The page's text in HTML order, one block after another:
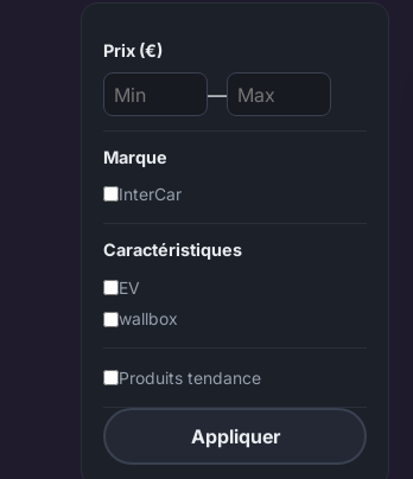
Prix (€)
—
Marque
InterCar
Caractéristiques
EV
wallbox
Produits tendance
Appliquer